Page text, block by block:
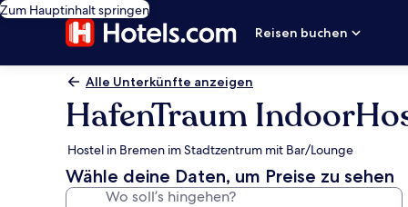
Zum Hauptinhalt springen
Reisen buchen
Alle Unterkünfte anzeigen
HafenTraum
Hostel in Bremen im Stadtzentrum mit Bar/Lounge
Wähle deine Daten, um Preise zu sehen
Wo soll’s hingehen?